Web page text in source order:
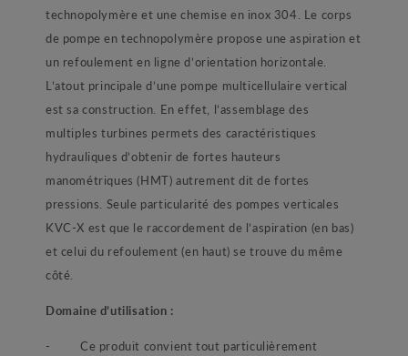
technopolymère et une chemise en inox 304. Le corps
de pompe en technopolymère propose une aspiration et
un refoulement en ligne d’orientation horizontale.
L’atout principale d’une pompe multicellulaire vertical
est sa construction. En effet, l’assemblage des
multiples turbines permets des caractéristiques
hydrauliques d’obtenir de fortes hauteurs
manométriques (HMT) autrement dit de fortes
pressions. Seule particularité des pompes verticales
KVC-X est que le raccordement de l’aspiration (en bas)
et celui du refoulement (en haut) se trouve du même
côté.
Domaine d’utilisation :
- Ce produit convient tout particulièrement